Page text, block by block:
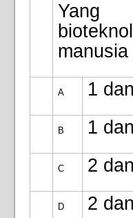
Yang
A 1
B 1
C 2
D 2